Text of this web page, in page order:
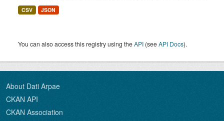
CSV JSON
You can also access this registry using theAPI (seeAPI Docs).
About Dati Arpae
CKAN API
CKAN Association